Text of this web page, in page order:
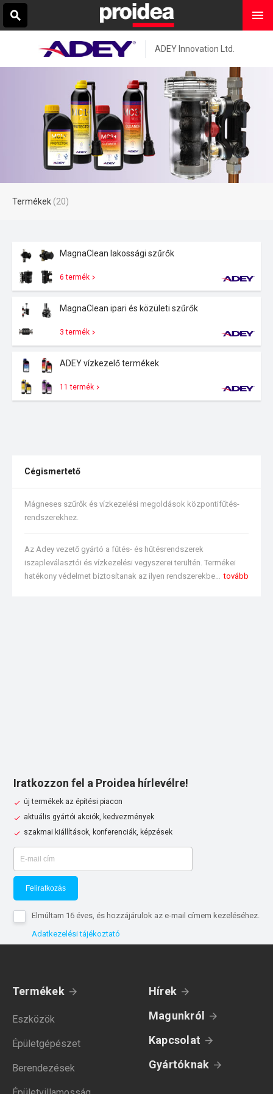
ADEY Innovation Ltd.
Termékek (20)
MagnaClean lakossági szűrők
6 termék
MagnaClean ipari és közületi szűrők
3 termék
ADEY vízkezelő termékek
11 termék
Cégismertető
Mágneses szűrők és vízkezelési megoldások központifűtés-
rendszerekhez.
Az Adey vezető gyártó a fűtés- és hűtésrendszerek
iszapleválasztói és vízkezelési vegyszerei terültén. Termékei
hatékony védelmet biztosítanak az ilyen rendszerekben képződött szennyeződések kiszűrésére, kialakulásuk megelőzésére, valamint a rendszerek tisztítására. A termékpaletta hatékony megoldásokat biztosít a kisméretű háztartási rendszerektől (3-4 radiátor) az ipari rendszerekig (8” gerincvezeték). tovább
Iratkozzon fel a Proidea hírlevélre!
új termékek az építési piacon
aktuális gyártói akciók, kedvezmények
szakmai kiállítások, konferenciák, képzések
Feliratkozás
Elmúltam 16 éves, és hozzájárulok az e-mail címem kezeléséhez.
Adatkezelési tájékoztató
Termékek
Eszközök
Épületgépészet
Berendezések
Hírek
Magunkról
Kapcsolat
Gyártóknak